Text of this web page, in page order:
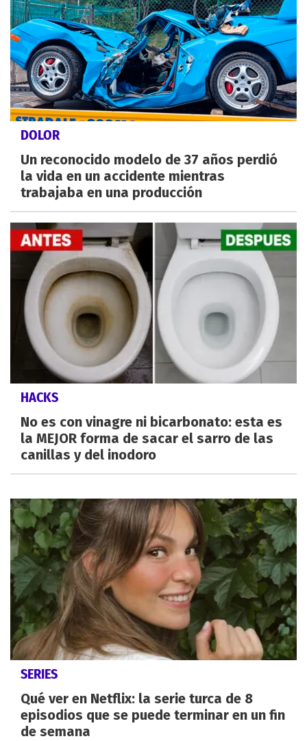
DOLOR
Un reconocido modelo de 37 años perdió
la vida en un accidente mientras
trabajaba en una producción
HACKS
No es con vinagre ni bicarbonato: esta es
la MEJOR forma de sacar el sarro de las
canillas y del inodoro
SERIES
Qué ver en Netflix: la serie turca de 8
episodios que se puede terminar en un fin
de semana